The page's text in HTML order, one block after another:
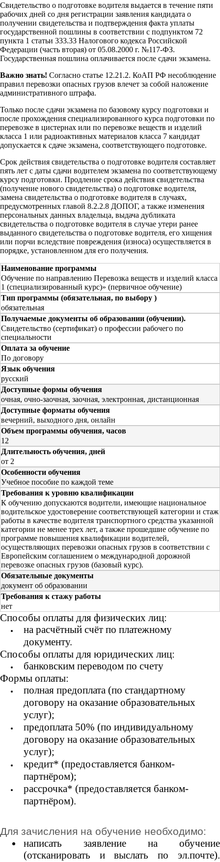
Свидетельство о подготовке водителя выдается в течение пяти
рабочих дней со дня регистрации заявления кандидата о
получении свидетельства и подтверждения факта уплаты
государственной пошлины в соответствии с подпунктом 72
пункта 1 статьи 333.33 Налогового кодекса Российской
Федерации (часть вторая) от 05.08.2000 г. №117-ФЗ.
Государственная пошлина оплачивается после сдачи экзамена.
Важно знать! Согласно статье 12.21.2. КоАП РФ несоблюдение
правил перевозки опасных грузов влечет за собой наложение
административного штрафа.
Только после сдачи экзамена по базовому курсу подготовки и
после прохождения специализированного курса подготовки по
перевозке в цистернах или по перевозке веществ и изделий
класса 1 или радиоактивных материалов класса 7 кандидат
допускается к сдаче экзамена, соответствующего подготовке.
Срок действия свидетельства о подготовке водителя составляет
пять лет с даты сдачи водителем экзамена по соответствующему
курсу подготовки. Продление срока действия свидетельства
(получение нового свидетельства) о подготовке водителя,
замена свидетельства о подготовке водителя в случаях,
предусмотренных главой 8.2.2.8 ДОПОГ, а также изменения
персональных данных владельца, выдача дубликата
свидетельства о подготовке водителя в случае утери ранее
выданного свидетельства о подготовке водителя, его хищения
или порчи вследствие повреждения (износа) осуществляется в
порядке, установленном для его получения.
Наименование программы
Обучение по направлению Перевозка веществ и изделий класса
1 (специализированный курс)» (первичное обучение)
Тип программы (обязательная, по выбору )
обязательная
Получаемые документы об образовании (обучении).
Свидетельство (сертификат) о профессии рабочего по
специальности
Оплата за обучение
По договору
Язык обучения
русский
Доступные формы обучения
очная, очно-заочная, заочная, электронная, дистанционная
Доступные форматы обучения
вечерний, выходного дня, онлайн
Объем программы обучения, часов
12
Длительность обучения, дней
от 2
Особенности обучения
Учебное пособие по каждой теме
Требования к уровню квалификации
К обучению допускаются водители, имеющие национальное
водительское удостоверение соответствующей категории и стаж
работы в качестве водителя транспортного средства указанной
категории не менее трех лет, а также прошедшие обучение по
программе повышения квалификации водителей,
осуществляющих перевозки опасных грузов в соответствии с
Европейским соглашением о международной дорожной
перевозке опасных грузов (базовый курс).
Обязательные документы
документ об образовании
Требования к стажу работы
нет
Способы оплаты для физических лиц:
на расчётный счёт по платежному
документу.
Способы оплаты для юридических лиц:
банковским переводом по счету
Формы оплаты:
полная предоплата (по стандартному
договору на оказание образовательных
услуг);
предоплата 50% (по индивидуальному
договору на оказание образовательных
услуг);
кредит* (предоставляется банком-
партнёром);
рассрочка* (предоставляется банком-
партнёром).
Для зачисления на обучение необходимо:
написать заявление на обучение
(отсканировать и выслать по эл.почте).